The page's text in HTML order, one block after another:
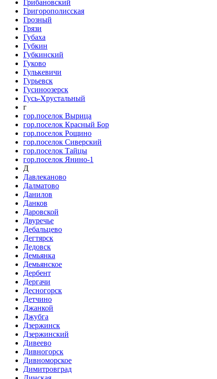
Грибановский
Григорополисская
Грозный
Грязи
Губаха
Губкин
Губкинский
Гуково
Гулькевичи
Гурьевск
Гусиноозерск
Гусь-Хрустальный
г
гор.поселок Вырица
гор.поселок Красный Бор
гор.поселок Рощино
гор.поселок Сиверский
гор.поселок Тайцы
гор.поселок Янино-1
Д
Давлеканово
Далматово
Данилов
Данков
Даровской
Двуречье
Дебальцево
Дегтярск
Дедовск
Демьянка
Демьянское
Дербент
Дергачи
Десногорск
Детчино
Джанкой
Джубга
Дзержинск
Дзержинский
Дивеево
Дивногорск
Дивноморское
Димитровград